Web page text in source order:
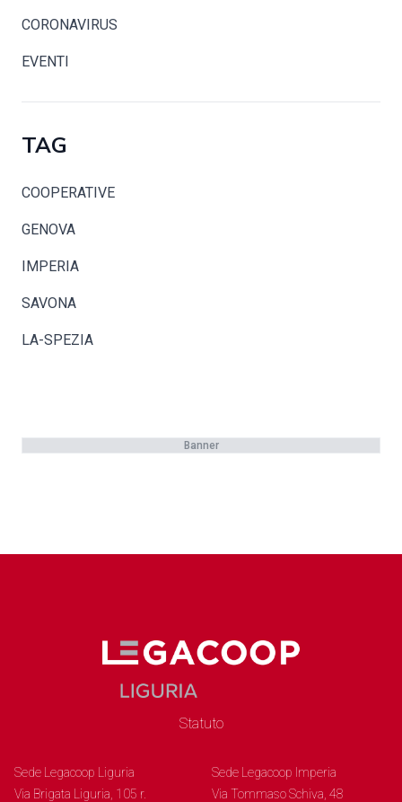
CORONAVIRUS
EVENTI
TAG
COOPERATIVE
GENOVA
IMPERIA
SAVONA
LA-SPEZIA
Banner
Statuto
Sede Legacoop Liguria
Via Brigata Liguria, 105 r.
Sede Legacoop Imperia
Via Tommaso Schiva, 48